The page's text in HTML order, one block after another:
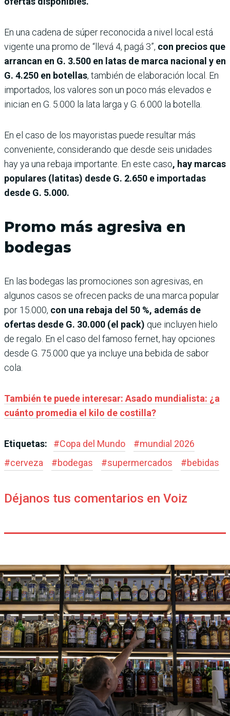
En una cadena de súper reconocida a nivel local está
vigente una promo de “llevá 4, pagá 3”, con precios que
arrancan en G. 3.500 en latas de marca nacional y en
G. 4.250 en botellas, también de elaboración local. En
importados, los valores son un poco más elevados e
inician en G. 5.000 la lata larga y G. 6.000 la botella.
En el caso de los mayoristas puede resultar más
conveniente, considerando que desde seis unidades
hay ya una rebaja importante. En este caso, hay marcas
populares (latitas) desde G. 2.650 e importadas
desde G. 5.000.
Promo más agresiva en
bodegas
En las bodegas las promociones son agresivas, en
algunos casos se ofrecen packs de una marca popular
por 15.000, con una rebaja del 50 %, además de
ofertas desde G. 30.000 (el pack) que incluyen hielo
de regalo. En el caso del famoso fernet, hay opciones
desde G. 75.000 que ya incluye una bebida de sabor
cola.
También te puede interesar: Asado mundialista: ¿a
cuánto promedia el kilo de costilla?
Etiquetas: #Copa del Mundo #mundial 2026
#cerveza #bodegas #supermercados #bebidas
Déjanos tus comentarios en Voiz